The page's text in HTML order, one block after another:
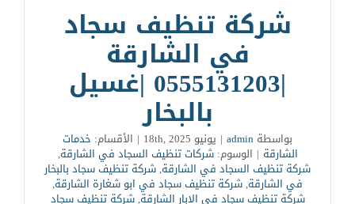
شركة تنظيف سجاد
في الشارقة
|0555131203 |غسيل
بالبخار
بواسطة admin
| يونيو 18th, 2025 | الأقسام: خدمات
الشارقة | الوسوم:شركات تنظيف السجاد في الشارقة,
شركة تنظيف السجاد في الشارقة,شركة تنظيف سجاد بالبخار
في الشارقة,شركة تنظيف سجاد في ابو شغارة الشارقة,
شركة تنظيف سجاد في الابار الشارقة,شركة تنظيف سجاد